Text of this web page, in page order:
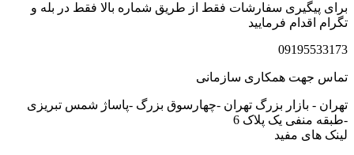
برای پیگیری سفارشات فقط از طریق شماره بالا فقط در بله و
تگرام اقدام فرمایید
09195533173
تماس جهت همکاری سازمانی
تهران - بازار بزرگ تهران -چهارسوق بزرگ -پاساژ شمس تبریزی
-طبقه منفی یک پلاک 6
لینک های مفید